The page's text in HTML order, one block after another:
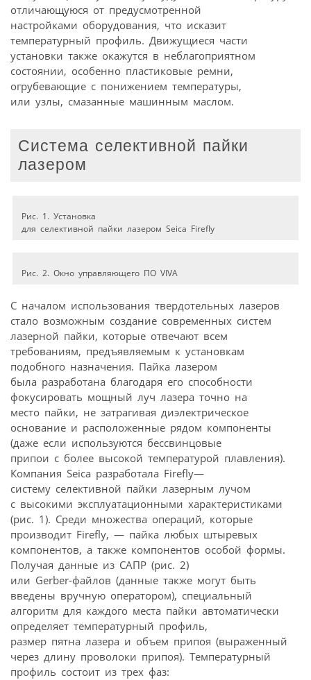
отличающуюся от предусмотренной
настройками оборудования, что исказит
температурный профиль. Движущиеся части
установки также окажутся в неблагоприятном
состоянии, особенно пластиковые ремни,
огрубевающие с понижением температуры,
или узлы, смазанные машинным маслом.
Система селективной пайки
лазером
Рис. 1. Установка
для селективной пайки лазером Seica Firefly
Рис. 2. Окно управляющего ПО VIVA
С началом использования твердотельных лазеров
стало возможным создание современных систем
лазерной пайки, которые отвечают всем
требованиям, предъявляемым к установкам
подобного назначения. Пайка лазером
была разработана благодаря его способности
фокусировать мощный луч лазера точно на
место пайки, не затрагивая диэлектрическое
основание и расположенные рядом компоненты
(даже если используются бессвинцовые
припои с более высокой температурой плавления).
Компания Seica разработала Firefly—
систему селективной пайки лазерным лучом
с высокими эксплуатационными характеристиками
(рис. 1). Среди множества операций, которые
производит Firefly, — пайка любых штыревых
компонентов, а также компонентов особой формы.
Получая данные из САПР (рис. 2)
или Gerber-файлов (данные также могут быть
введены вручную оператором), специальный
алгоритм для каждого места пайки автоматически
определяет температурный профиль,
размер пятна лазера и объем припоя (выраженный
через длину проволоки припоя). Температурный
профиль состоит из трех фаз: